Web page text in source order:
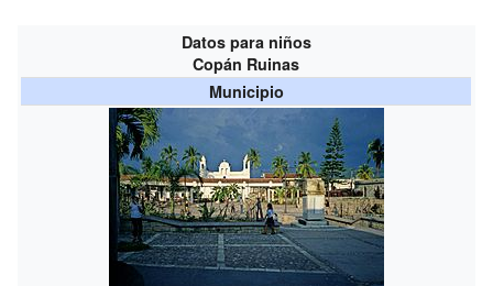
Datos para niños
Copán Ruinas
Municipio